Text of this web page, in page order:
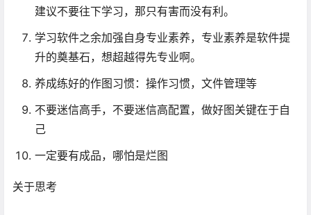
建议不要往下学习，那只有害而没有利。
学习软件之余加强自身专业素养，专业素养是软件提
升的奠基石，想超越得先专业啊。
养成练好的作图习惯：操作习惯，文件管理等
不要迷信高手，不要迷信高配置，做好图关键在于自
己
一定要有成品，哪怕是烂图
关于思考